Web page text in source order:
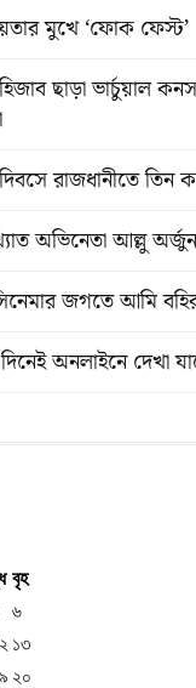
মুখে ‘ফোক ফেস্ট’
ছাড়া ভার্চুয়াল
রাজধানীতে তিন
অভিনেতা আল্লু অর্জুন
জগতে আমি
অনলাইনে দেখা
বৃহ
৬
১৩
২০